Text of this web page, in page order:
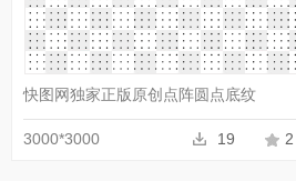
快图网独家正版原创点阵圆点底纹
3000*3000 19 2
PNG
收藏